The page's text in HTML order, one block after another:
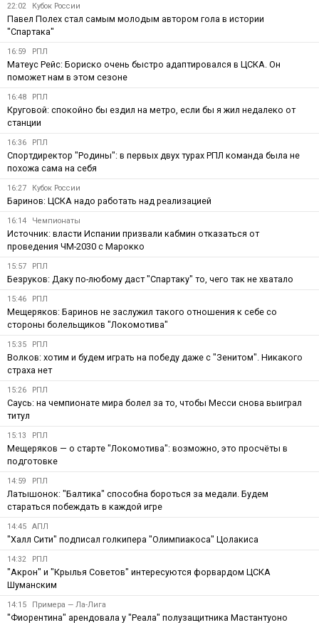
22:02 Кубок России
Павел Полех стал самым молодым автором гола в истории
"Спартака"
16:59 РПЛ
Матеус Рейс: Бориско очень быстро адаптировался в ЦСКА. Он
поможет нам в этом сезоне
16:48 РПЛ
Круговой: спокойно бы ездил на метро, если бы я жил недалеко от
станции
16:36 РПЛ
Спортдиректор "Родины": в первых двух турах РПЛ команда была не
похожа сама на себя
16:27 Кубок России
Баринов: ЦСКА надо работать над реализацией
16:14 Чемпионаты
Источник: власти Испании призвали кабмин отказаться от
проведения ЧМ-2030 с Марокко
15:57 РПЛ
Безруков: Даку по-любому даст "Спартаку" то, чего так не хватало
15:46 РПЛ
Мещеряков: Баринов не заслужил такого отношения к себе со
стороны болельщиков "Локомотива"
15:35 РПЛ
Волков: хотим и будем играть на победу даже с "Зенитом". Никакого
страха нет
15:26 РПЛ
Саусь: на чемпионате мира болел за то, чтобы Месси снова выиграл
титул
15:13 РПЛ
Мещеряков — о старте "Локомотива": возможно, это просчёты в
подготовке
14:59 РПЛ
Латышонок: "Балтика" способна бороться за медали. Будем
стараться побеждать в каждой игре
14:45 АПЛ
"Халл Сити" подписал голкипера "Олимпиакоса" Цолакиса
14:32 РПЛ
"Акрон" и "Крылья Советов" интересуются форвардом ЦСКА
Шуманским
14:15 Примера — Ла-Лига
"Фиорентина" арендовала у "Реала" полузащитника Мастантуоно